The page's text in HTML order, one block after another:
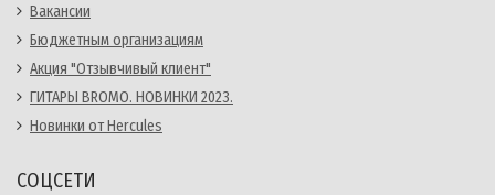
Вакансии
Бюджетным организациям
Акция "Отзывчивый клиент"
ГИТАРЫ BROMO. НОВИНКИ 2023.
Новинки от Hercules
СОЦСЕТИ